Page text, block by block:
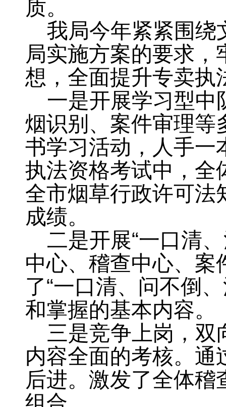
质。
我局今年紧紧围绕
局实施方案的要求，
想，全面提升专卖执
一是开展学习型中
烟识别、案件审理等
书学习活动 ， 人手一
执法资格考试中 ， 全
全市烟草行政许可法
成绩。
二是开展“一口清
中心、稽查中心、案
了“一口清、问不倒
和掌握的基本内容。
三是竞争上岗 ， 双
内容全面的考核。 通
后进。激发了全体